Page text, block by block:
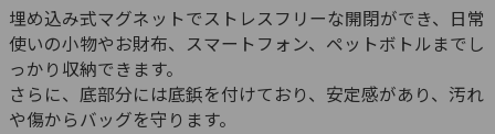
埋め込み式マグネットでストレスフリーな開閉ができ、日常
使いの小物やお財布、スマートフォン、ペットボトルまでし
っかり収納できます。
さらに、底部分には底鋲を付けており、安定感があり、汚れ
や傷からバッグを守ります。